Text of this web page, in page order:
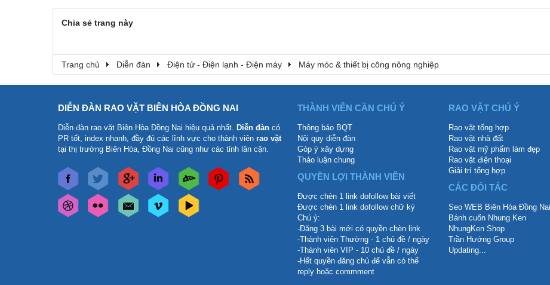
Chia sẻ trang này
Trang chủ Diễn đàn Điện tử - Điện lạnh - Điện máy Máy móc & thiết bị công nông nghiệp
DIỄN ĐÀN RAO VẶT BIÊN HÒA ĐỒNG NAI
Diễn đàn rao vặt Biên Hòa Đồng Nai hiệu quả nhất. Diễn đàn có
PR tốt, index nhanh, đầy đủ các lĩnh vực cho thành viên rao vặt
tại thị trường Biên Hòa, Đồng Nai cũng như các tỉnh lân cận.
THÀNH VIÊN CẦN CHÚ Ý
Thông báo BQT
Nội quy diễn đàn
Góp ý xây dựng
Thảo luận chung
QUYỀN LỢI THÀNH VIÊN
Được chèn 1 link dofollow bài viết
Được chèn 1 link dofollow chữ ký
Chú ý:
-Đăng 3 bài mới có quyền chèn link
-Thành viên Thường - 1 chủ đề / ngày
-Thành viên VIP - 10 chủ đề / ngày
-Hết quyền đăng chủ để vẫn có thể
reply hoặc commment
RAO VẶT CHÚ Ý
Rao vặt tổng hợp
Rao vặt nhà đất
Rao vặt mỹ phẩm làm đẹp
Rao vặt điện thoại
Giải trí tổng hợp
CÁC ĐỐI TÁC
Seo WEB Biên Hòa Đồng Nai
Bánh cuốn Nhung Ken
NhungKen Shop
Trần Hướng Group
Updating...